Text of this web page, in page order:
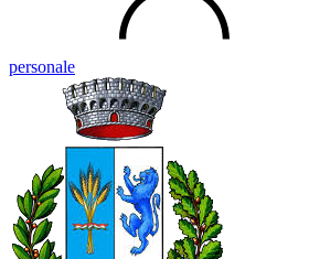
personale